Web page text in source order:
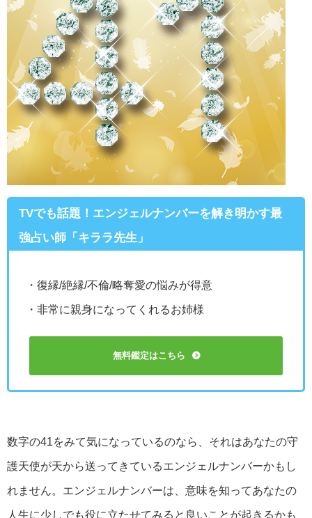
TVでも話題！エンジェルナンバーを解き明かす最
強占い師「キララ先生」
・復縁/絶縁/不倫/略奪愛の悩みが得意
・非常に親身になってくれるお姉様
無料鑑定はこちら
数字の41をみて気になっているのなら、それはあなたの守
護天使が天から送ってきているエンジェルナンバーかもし
れません。エンジェルナンバーは、意味を知ってあなたの
人生に少しでも役に立たせてみると良いことが起きるかも